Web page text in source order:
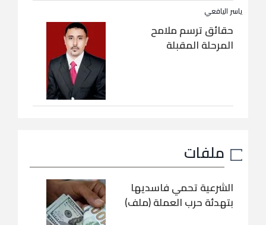
ياسر اليافعي
حقائق ترسم ملامح
المرحلة المقبلة
ملفات
الشرعية تحمي فاسديها
بتهدئة حرب العملة (ملف)